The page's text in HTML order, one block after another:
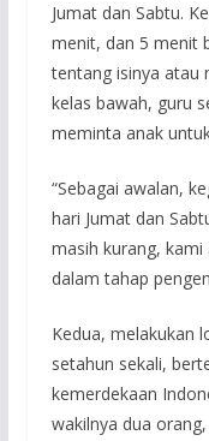
Jumat dan Sabtu.
menit, dan 5 menit
tentang isinya atau
kelas bawah, guru
meminta anak
“Sebagai awalan,
hari Jumat dan
masih kurang, kami
dalam tahap
Kedua, melakukan
setahun sekali,
kemerdekaan
wakilnya dua